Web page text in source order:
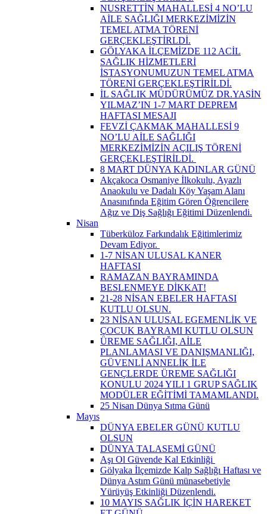
NUSRETTİN MAHALLESİ 4 NO’LU
AİLE SAĞLIĞI MERKEZİMİZİN
TEMEL ATMA TÖRENİ
GERÇEKLEŞTİRLDİ.
GÖLYAKA İLÇEMİZDE 112 ACİL
SAĞLIK HİZMETLERİ
İSTASYONUMUZUN TEMEL ATMA
TÖRENİ GERÇEKLEŞTİRİLDİ.
İL SAĞLIK MÜDÜRÜMÜZ DR.YASİN
YILMAZ’IN 1-7 MART DEPREM
HAFTASI MESAJI
FEVZİ ÇAKMAK MAHALLESİ 9
NO’LU AİLE SAĞLIĞI
MERKEZİMİZİN AÇILIŞ TÖRENİ
GERÇEKLEŞTİRİLDİ. ​
8 MART DÜNYA KADINLAR GÜNÜ
Akçakoca Osmaniye İlkokulu, Ayazlı
Anaokulu ve Dadalı Köy Yaşam Alanı
Anasınıfında Eğitim Gören Öğrencilere
Ağız ve Diş Sağlığı Eğitimi Düzenlendi.
Nisan
Tüberküloz Farkındalık Eğitimlerimiz
Devam Ediyor. ​
1-7 NİSAN ULUSAL KANER
HAFTASI
RAMAZAN BAYRAMINDA
BESLENMEYE DİKKAT!
21-28 NİSAN EBELER HAFTASI
KUTLU OLSUN.
23 NİSAN ULUSAL EGEMENLİK VE
ÇOCUK BAYRAMI KUTLU OLSUN
ÜREME SAĞLIĞI, AİLE
PLANLAMASI VE DANIŞMANLIĞI,
GÜVENLİ ANNELİK İLE
GENÇLERDE ÜREME SAĞLIĞI
KONULU 2024 YILI 1 GRUP SAĞLIK
MODÜLER EĞİTİMİ TAMAMLANDI.
25 Nisan Dünya Sıtma Günü
Mayıs
DÜNYA EBELER GÜNÜ KUTLU
OLSUN
DÜNYA TALASEMİ GÜNÜ
Aşı Ol Güvende Kal Etkinliği ​
Gölyaka İlçemizde Kalp Sağlığı Haftası ve
Dünya Astım Günü münasebetiyle
Yürüyüş Etkinliği Düzenlendi.
10 MAYIS SAĞLIK İÇİN HAREKET